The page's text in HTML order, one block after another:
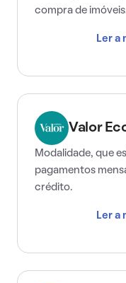
compra de
Ler a
Valor
Modalidade, que
pagamentos
crédito.
Ler a